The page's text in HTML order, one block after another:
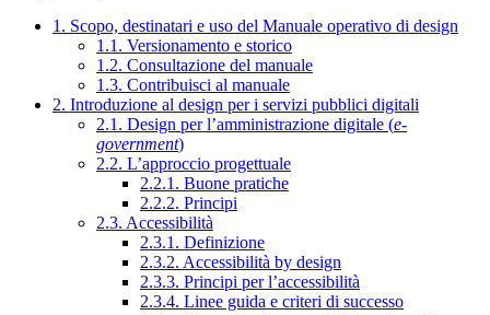
1. Scopo, destinatari e uso del Manuale operativo di design
1.1. Versionamento e storico
1.2. Consultazione del manuale
1.3. Contribuisci al manuale
2. Introduzione al design per i servizi pubblici digitali
2.1. Design per l’amministrazione digitale (e-
government)
2.2. L’approccio progettuale
2.2.1. Buone pratiche
2.2.2. Principi
2.3. Accessibilità
2.3.1. Definizione
2.3.2. Accessibilità by design
2.3.3. Principi per l’accessibilità
2.3.4. Linee guida e criteri di successo